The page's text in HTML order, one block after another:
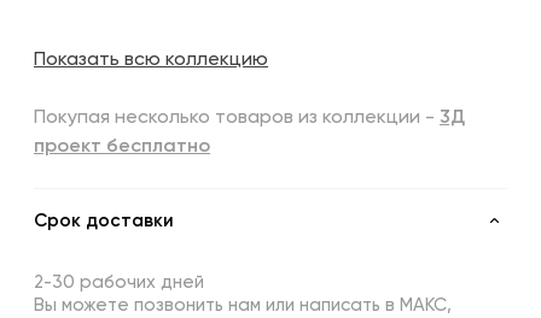
Показать всю коллекцию
Покупая несколько товаров из коллекции - 3Д
проект бесплатно
Срок доставки
2-30 рабочих дней
Вы можете позвонить нам или написать в МАКС,